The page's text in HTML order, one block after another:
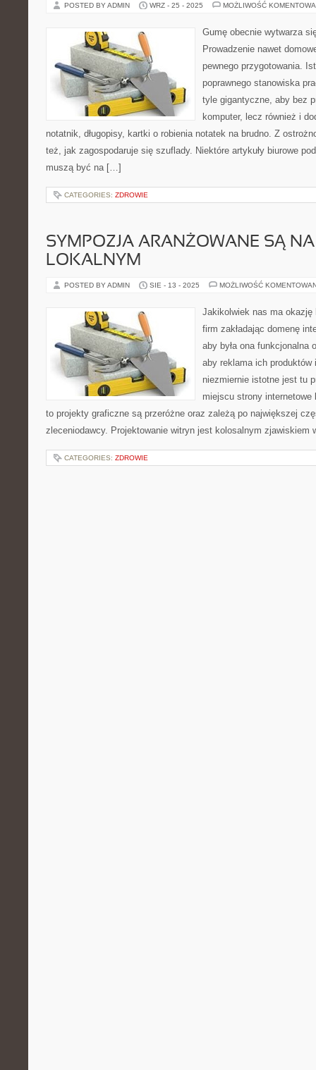
POSTED BY ADMIN WRZ - 25 - 2025 MOŻLIWOŚĆ
Gumę obecnie wytwarza
Prowadzenie nawet
pewnego przygotowania.
poprawnego stanowiska
tyle gigantyczne, aby bez
komputer, lecz również i
notatnik, długopisy, kartki o robienia notatek na brudno. Z
też, jak zagospodaruje się szuflady. Niektóre artykuły biurowe
muszą być na […]
CATEGORIES: ZDROWIE
SYMPOZJA ARANŻOWANE SĄ
LOKALNYM
POSTED BY ADMIN SIE - 13 - 2025 MOŻLIWOŚĆ
Jakikolwiek nas ma
firm zakładając domenę
aby była ona funkcjonalna
aby reklama ich produktów
niezmiernie istotne jest tu
miejscu strony
to projekty graficzne są przeróżne oraz zależą po największej
zleceniodawcy. Projektowanie witryn jest kolosalnym
CATEGORIES: ZDROWIE